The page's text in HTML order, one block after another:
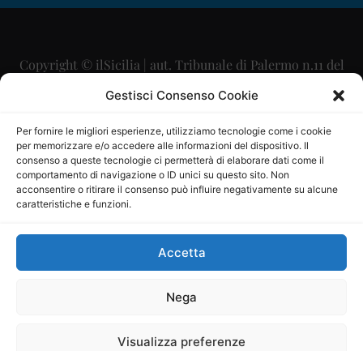
Gestisci Consenso Cookie
Per fornire le migliori esperienze, utilizziamo tecnologie come i cookie
per memorizzare e/o accedere alle informazioni del dispositivo. Il
consenso a queste tecnologie ci permetterà di elaborare dati come il
comportamento di navigazione o ID unici su questo sito. Non
acconsentire o ritirare il consenso può influire negativamente su alcune
caratteristiche e funzioni.
Accetta
Nega
Visualizza preferenze
Copyright © ilSicilia | aut. Tribunale di Palermo n.11 del
29/09/2015
Direttore Editoriale: Maurizio Scaglione
Direttore Responsabile: Maria Calabrese
P.IVA: 06334930820
Mercurio Comunicazione Società Cooperativa a r.l. è
iscritta al Registro degli Operatori di Comunicazione al